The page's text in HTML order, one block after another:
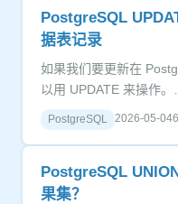
PostgreSQL
据表记录
如果我们要更新在
以用 UPDATE 来操作。…
PostgreSQL 2026-05-04
PostgreSQL
果集？